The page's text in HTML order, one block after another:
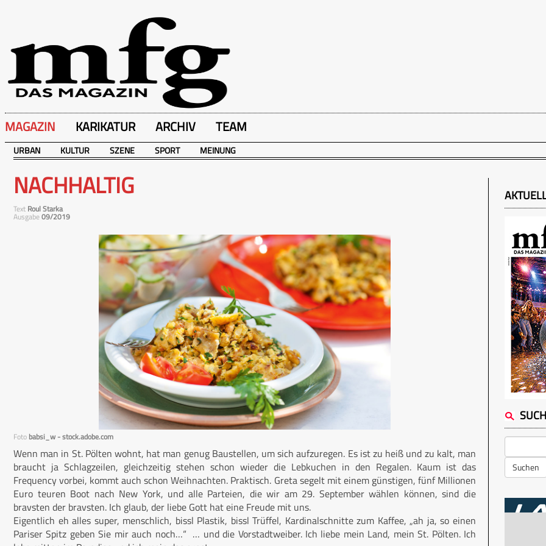
MAGAZIN KARIKATUR ARCHIV TEAM
URBAN KULTUR SZENE SPORT MEINUNG
NACHHALTIG
Text Roul Starka
Ausgabe09/2019
Foto babsi_w - stock.adobe.com
Wenn man in St. Pölten wohnt, hat man genug Baustellen, um sich aufzuregen. Es ist zu heiß und zu kalt, man
braucht ja Schlagzeilen, gleichzeitig stehen schon wieder die Lebkuchen in den Regalen. Kaum ist das
Frequency vorbei, kommt auch schon Weihnachten. Praktisch. Greta segelt mit einem günstigen, fünf Millionen
Euro teuren Boot nach New York, und alle Parteien, die wir am 29. September wählen können, sind die
bravsten der bravsten. Ich glaub, der liebe Gott hat eine Freude mit uns.
Eigentlich eh alles super, menschlich, bissl Plastik, bissl Trüffel, Kardinalschnitte zum Kaffee, „ah ja, so einen
Pariser Spitz geben Sie mir auch noch…“ … und die Vorstadtweiber. Ich liebe mein Land, mein St. Pölten. Ich
Suchen